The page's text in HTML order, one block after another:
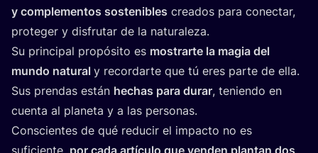
y com­ple­men­tos sos­te­ni­bles crea­dos para conec­tar,
pro­te­ger y dis­fru­tar de la naturaleza.
Su prin­ci­pal pro­pó­si­to es mos­trar­te la magia del
mun­do natu­ral y recor­dar­te que tú eres par­te de ella.
Sus pren­das están hechas para durar, tenien­do en
cuen­ta al pla­ne­ta y a las personas.
Cons­cien­tes de qué redu­cir el impac­to no es
sufi­cien­te, por cada artícu­lo que ven­den plan­tan dos